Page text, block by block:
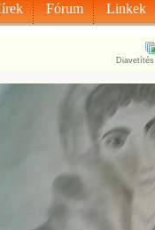
Fórum Linkek